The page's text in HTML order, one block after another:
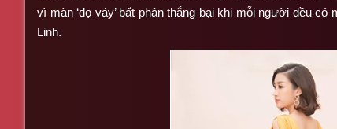
vì màn ‘đọ váy’ bất phân thắng bại khi mỗi người đều
Linh.